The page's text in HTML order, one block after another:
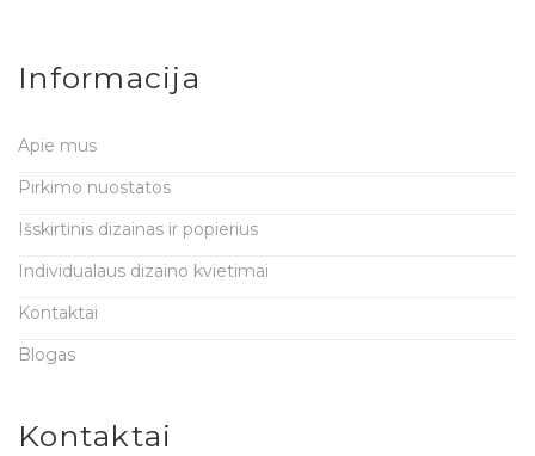
Informacija
Apie mus
Pirkimo nuostatos
Išskirtinis dizainas ir popierius
Individualaus dizaino kvietimai
Kontaktai
Blogas
Kontaktai